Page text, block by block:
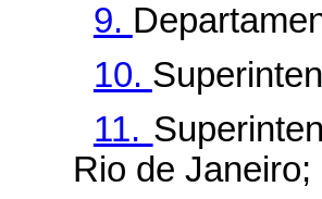
9.
10.
11.
Rio de Janeiro;